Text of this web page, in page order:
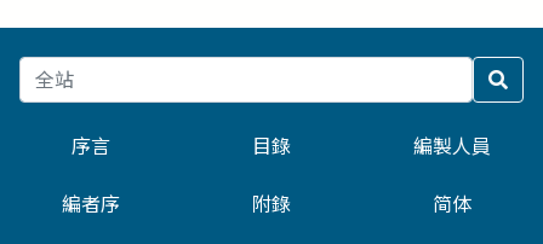
序言 目錄 編製人員
編者序 附錄 简体